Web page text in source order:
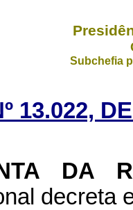
Subchefia
13.022,
DA
decreta